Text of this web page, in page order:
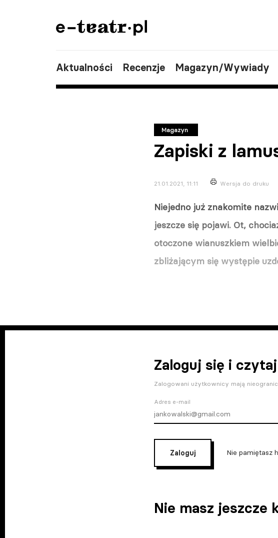
Aktualności Recenzje Magazyn/Wywiady
Magazyn
Zapiski z
21.01.2021, 11:11 Wersja do druku
Niejedno już znakomite
jeszcze się pojawi. Ot,
otoczone wianuszkiem
zbliżającym się występie
Zaloguj się i
Zalogowani użytkownicy mają
Adres e-mail
Zaloguj Nie pamiętasz
Nie masz jeszcze